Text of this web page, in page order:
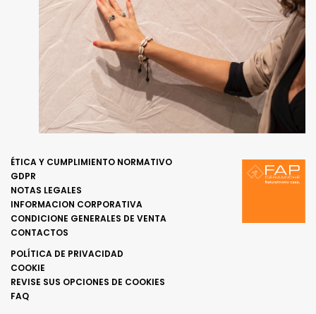
ÉTICA Y CUMPLIMIENTO NORMATIVO
GDPR
NOTAS LEGALES
INFORMACION CORPORATIVA
CONDICIONE GENERALES DE VENTA
CONTACTOS
POLÍTICA DE PRIVACIDAD
COOKIE
REVISE SUS OPCIONES DE COOKIES
FAQ